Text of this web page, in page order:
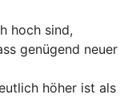
hoch sind,
genügend neuer
höher ist als